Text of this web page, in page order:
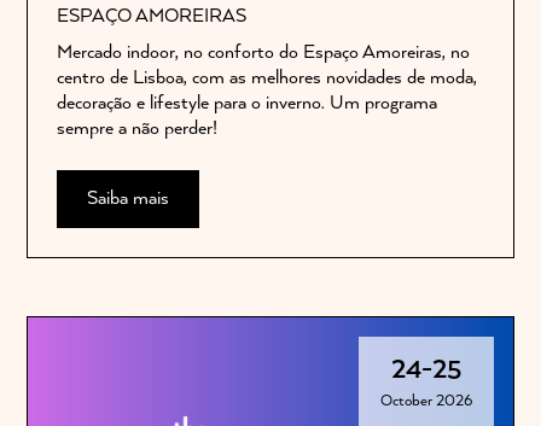
ESPAÇO AMOREIRAS
Mercado indoor, no conforto do Espaço Amoreiras, no
centro de Lisboa, com as melhores novidades de moda,
decoração e lifestyle para o inverno. Um programa
sempre a não perder!
Saiba mais
24-25
October 2026